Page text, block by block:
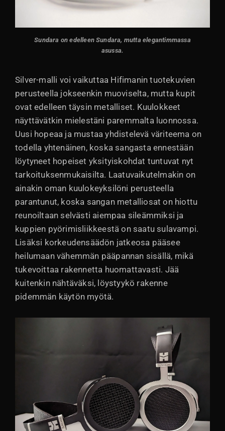
Sundara on edelleen Sundara, mutta elegantimmassa
asussa.
Silver-malli voi vaikuttaa Hifimanin tuotekuvien
perusteella jokseenkin muoviselta, mutta kupit
ovat edelleen täysin metalliset. Kuulokkeet
näyttävätkin mielestäni paremmalta luonnossa.
Uusi hopeaa ja mustaa yhdistelevä väriteema on
todella yhtenäinen, koska sangasta ennestään
löytyneet hopeiset yksityiskohdat tuntuvat nyt
tarkoituksenmukaisilta. Laatuvaikutelmakin on
ainakin oman kuulokeyksilöni perusteella
parantunut, koska sangan metalliosat on hiottu
reunoiltaan selvästi aiempaa sileämmiksi ja
kuppien pyörimisliikkeestä on saatu sulavampi.
Lisäksi korkeudensäädön jatkeosa pääsee
heilumaan vähemmän pääpannan sisällä, mikä
tukevoittaa rakennetta huomattavasti. Jää
kuitenkin nähtäväksi, löystyykö rakenne
pidemmän käytön myötä.